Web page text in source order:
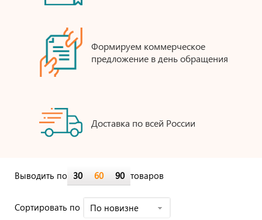
Формируем коммерческое
предложение в день обращения
Доставка по всей России
Выводить по 30 60 90 товаров
Cортировать по По новизне